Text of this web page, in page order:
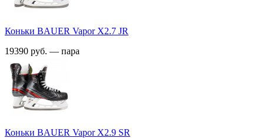
Коньки BAUER Vapor X2.7 JR
19390 руб. — пара
Коньки BAUER Vapor X2.9 SR